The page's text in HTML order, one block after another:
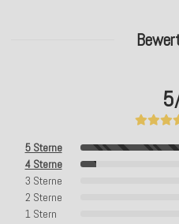
5
5 Sterne
4 Sterne
3 Sterne
2 Sterne
1 Stern